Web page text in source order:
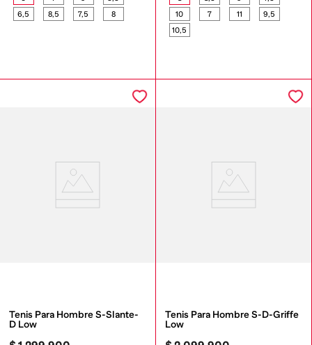
6,5
8,5 7,5 8
10
7 11
9,5
10,5
Tenis Para Hombre S-Slante-
D Low
Tenis Para Hombre S-D-Griffe
Low